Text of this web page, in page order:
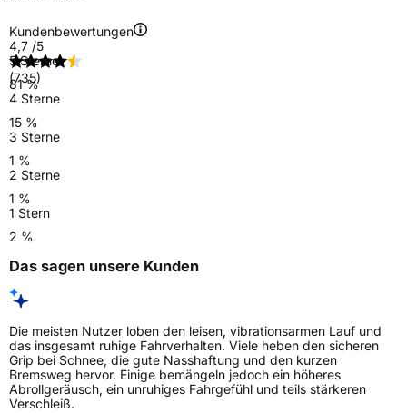
Kundenbewertungen
4,7 /5
(735)
5 Sterne
81 %
4 Sterne
15 %
3 Sterne
1 %
2 Sterne
1 %
1 Stern
2 %
Das sagen unsere Kunden
Die meisten Nutzer loben den leisen, vibrationsarmen Lauf und
das insgesamt ruhige Fahrverhalten. Viele heben den sicheren
Grip bei Schnee, die gute Nasshaftung und den kurzen
Bremsweg hervor. Einige bemängeln jedoch ein höheres
Abrollgeräusch, ein unruhiges Fahrgefühl und teils stärkeren
Verschleiß.